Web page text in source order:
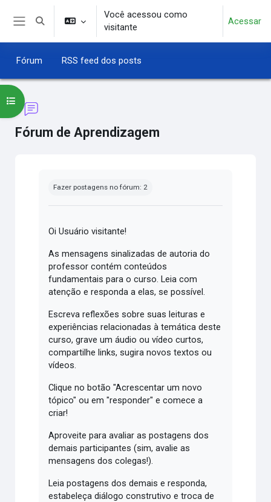
Ir para o conteúdo principal
Alternar entrada de pesquisa
Você acessou como
visitante
Acessar
Fórum RSS feed dos posts
Fórum de Aprendizagem
Abrir índice do curso
Fazer postagens no fórum: 2
Oi Usuário visitante!
As mensagens sinalizadas de autoria do
professor contém conteúdos
fundamentais para o curso. Leia com
atenção e responda a elas, se possível.
Escreva reflexões sobre suas leituras e
experiências relacionadas à temática deste
curso, grave um áudio ou vídeo curtos,
compartilhe links, sugira novos textos ou
vídeos.
Clique no botão "Acrescentar um novo
tópico" ou em "responder" e comece a
criar!
Aproveite para avaliar as postagens dos
demais participantes (sim, avalie as
mensagens dos colegas!).
Leia postagens dos demais e responda,
estabeleça diálogo construtivo e troca de